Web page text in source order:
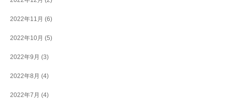
2022年11月 (6)
2022年10月 (5)
2022年9月 (3)
2022年8月 (4)
2022年7月 (4)